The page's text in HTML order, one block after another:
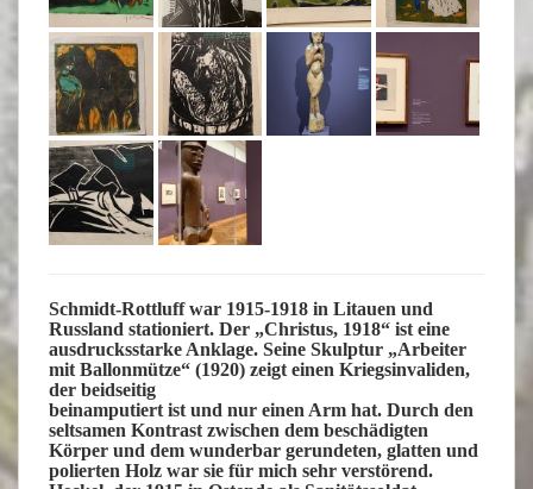
Schmidt-Rottluff war 1915-1918 in Litauen und
Russland stationiert. Der „Christus, 1918“ ist eine
ausdrucksstarke Anklage. Seine Skulptur „Arbeiter
mit Ballonmütze“ (1920) zeigt einen Kriegsinvaliden,
der beidseitig
beinamputiert ist und nur einen Arm hat. Durch den
seltsamen Kontrast zwischen dem beschädigten
Körper und dem wunderbar gerundeten, glatten und
polierten Holz war sie für mich sehr verstörend.